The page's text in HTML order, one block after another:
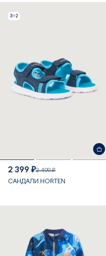
3=2
2 399 ₽3 499 ₽
САНДАЛИ HORTEN